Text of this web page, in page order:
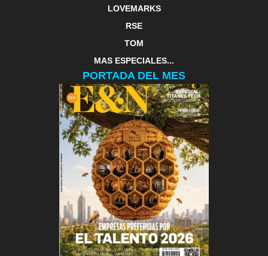
LOVEMARKS
RSE
TOM
MAS ESPECIALES...
PORTADA DEL MES